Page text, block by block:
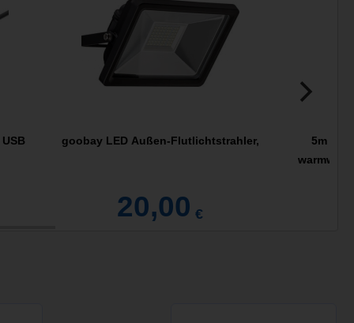
goobay LED Außen-Flutlichtstrahler,
20,00 €
5m
warmweiß